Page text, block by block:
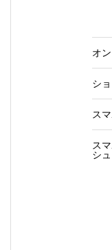
オ
シ
ス
ス
シ